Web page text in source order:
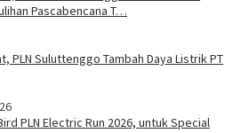
Pascabencana T…
PLN Suluttenggo Tambah Daya Listrik PT
PLN Electric Run 2026, untuk Special